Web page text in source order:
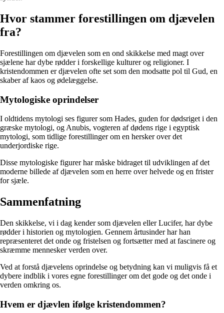
Hvor stammer forestillingen om djævelen
fra?
Forestillingen om djævelen som en ond skikkelse med magt over
sjælene har dybe rødder i forskellige kulturer og religioner. I
kristendommen er djævelen ofte set som den modsatte pol til Gud, en
skaber af kaos og ødelæggelse.
Mytologiske oprindelser
I oldtidens mytologi ses figurer som Hades, guden for dødsriget i den
græske mytologi, og Anubis, vogteren af dødens rige i egyptisk
mytologi, som tidlige forestillinger om en hersker over det
underjordiske rige.
Disse mytologiske figurer har måske bidraget til udviklingen af det
moderne billede af djævelen som en herre over helvede og en frister
for sjæle.
Sammenfatning
Den skikkelse, vi i dag kender som djævelen eller Lucifer, har dybe
rødder i historien og mytologien. Gennem årtusinder har han
repræsenteret det onde og fristelsen og fortsætter med at fascinere og
skræmme mennesker verden over.
Ved at forstå djævelens oprindelse og betydning kan vi muligvis få et
dybere indblik i vores egne forestillinger om det gode og det onde i
verden omkring os.
Hvem er djævlen ifølge kristendommen?